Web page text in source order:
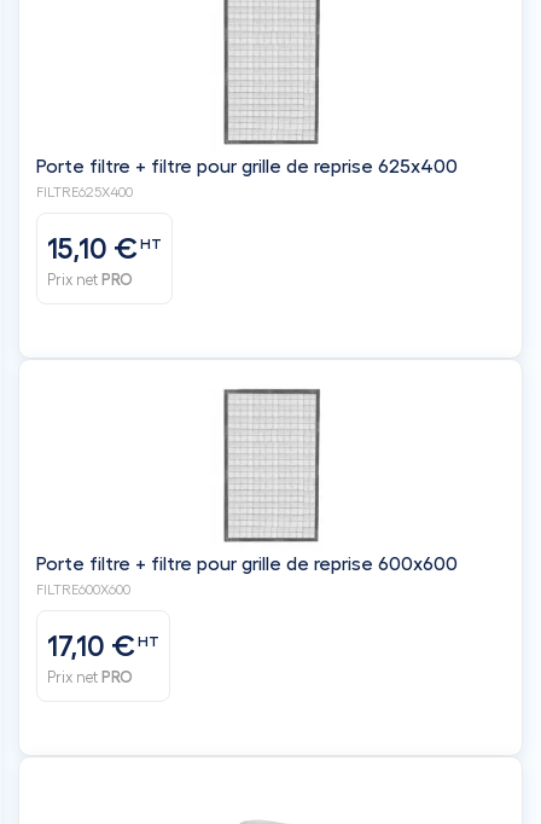
Porte filtre + filtre pour grille de reprise 625x400
FILTRE625X400
15,10 €HT
Prix net PRO
Porte filtre + filtre pour grille de reprise 600x600
FILTRE600X600
17,10 €HT
Prix net PRO